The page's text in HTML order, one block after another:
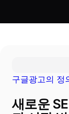
구글광고의 정
새로운